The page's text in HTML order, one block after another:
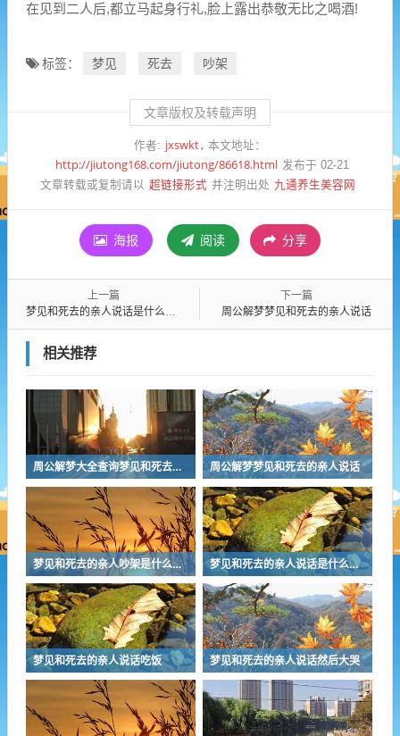
在见到二人后,都立马起身行礼,脸上露出恭敬无比之喝酒!
标签： 梦见 死去 吵架
文章版权及转载声明
作者: jxswkt 本文地址：
http://jiutong168.com/jiutong/86618.html 发布于 02-21
文章转载或复制请以 超链接形式 并注明出处 九通养生美容网
海报 阅读 分享
上一篇
梦见和死去的亲人说话是什么意思周公解梦
下一篇
周公解梦梦见和死去的亲人说话
相关推荐
周公解梦大全查询梦见和死去的亲人说话 周公解梦梦见和死去的亲人说话
梦见和死去的亲人吵架是什么意思 梦见和死去的亲人说话是什么意思周公解梦
梦见和死去的亲人说话吃饭 梦见和死去的亲人说话然后大哭